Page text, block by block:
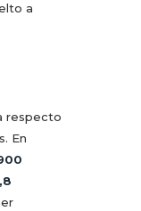
a
respecto
En